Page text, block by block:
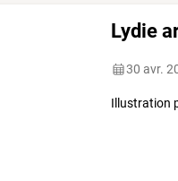
Lydie
30 avr.
Illustration